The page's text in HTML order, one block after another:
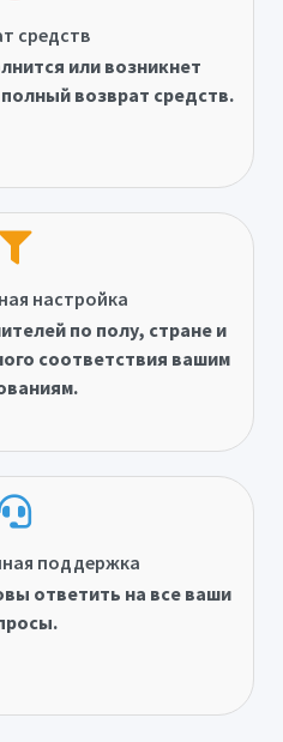
средств
или возникнет
возврат средств.
настройка
по полу, стране и
соответствия вашим
поддержка
ответить на все ваши